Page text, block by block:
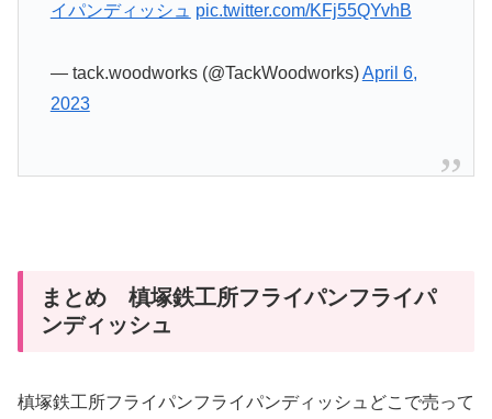
イパンディッシュ pic.twitter.com/KFj55QYvhB
— tack.woodworks (@TackWoodworks)April 6,
2023
まとめ 槙塚鉄工所フライパンフライパ
ンディッシュ
槙塚鉄工所フライパンフライパンディッシュどこで売って